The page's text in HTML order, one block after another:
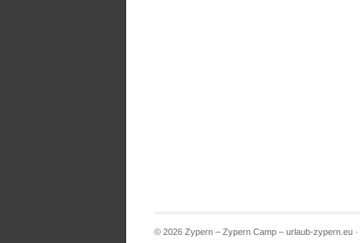
© 2026 Zypern – Zypern Camp – urlaub-zypern.eu ·